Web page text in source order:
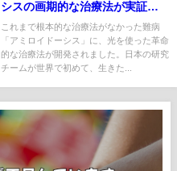
シスの画期的な治療法が実証さ
れる
これまで根本的な治療法がなかった難病
「アミロイドーシス」に、光を使った革命
的な治療法が開発されました。日本の研究
チームが世界で初めて、生きた...